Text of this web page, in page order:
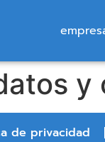
de privacidad